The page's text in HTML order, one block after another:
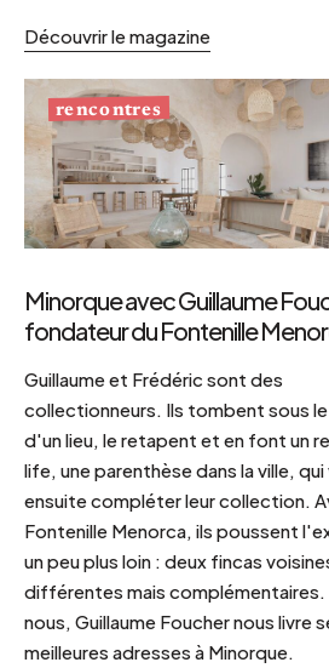
Découvrir le magazine
rencontres
Minorque avec Guillaume
fondateur du Fontenille
Guillaume et Frédéric sont des
collectionneurs. Ils tombent sous
d'un lieu, le retapent et en font un
life, une parenthèse dans la ville,
ensuite compléter leur collection.
Fontenille Menorca, ils poussent
un peu plus loin : deux fincas
différentes mais
nous, Guillaume Foucher nous livre
meilleures adresses à Minorque.